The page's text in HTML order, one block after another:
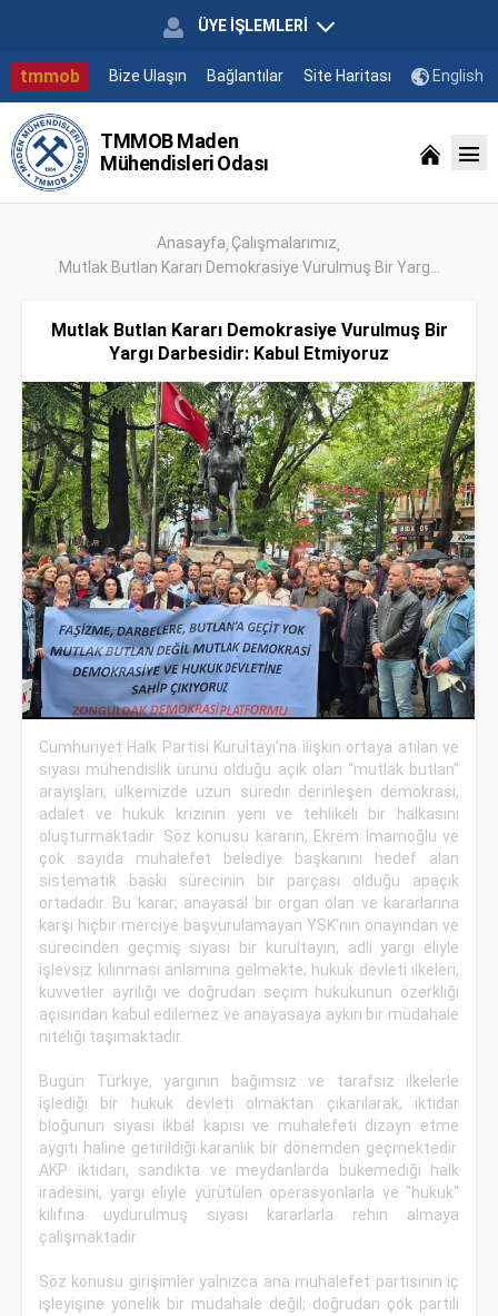
ÜYE İŞLEMLERİ
tmmob Bize Ulaşın Bağlantılar Site Haritası English
TMMOB Maden
Mühendisleri Odası
Anasayfa Çalışmalarımız
Mutlak Butlan Kararı Demokrasiye Vurulmuş Bir Yarg...
Mutlak Butlan Kararı Demokrasiye Vurulmuş Bir
Yargı Darbesidir: Kabul Etmiyoruz
Cumhuriyet Halk Partisi Kurultayı’na ilişkin ortaya atılan ve
siyasi mühendislik ürünü olduğu açık olan “mutlak butlan”
arayışları, ülkemizde uzun süredir derinleşen demokrasi,
adalet ve hukuk krizinin yeni ve tehlikeli bir halkasını
oluşturmaktadır. Söz konusu kararın, Ekrem İmamoğlu ve
çok sayıda muhalefet belediye başkanını hedef alan
sistematik baskı sürecinin bir parçası olduğu apaçık
ortadadır. Bu karar; anayasal bir organ olan ve kararlarına
karşı hiçbir merciye başvurulamayan YSK'nın onayından ve
sürecinden geçmiş siyasi bir kurultayın, adli yargı eliyle
işlevsiz kılınması anlamına gelmekte; hukuk devleti ilkeleri,
kuvvetler ayrılığı ve doğrudan seçim hukukunun özerkliği
açısından kabul edilemez ve anayasaya aykırı bir müdahale
niteliği taşımaktadır.
Bugün Türkiye, yargının bağımsız ve tarafsız ilkelerle
işlediği bir hukuk devleti olmaktan çıkarılarak, iktidar
bloğunun siyasi ikbal kapısı ve muhalefeti dizayn etme
aygıtı haline getirildiği karanlık bir dönemden geçmektedir.
AKP iktidarı, sandıkta ve meydanlarda bükemediği halk
iradesini, yargı eliyle yürütülen operasyonlarla ve "hukuk"
kılıfına uydurulmuş siyasi kararlarla rehin almaya
çalışmaktadır.
Söz konusu girişimler yalnızca ana muhalefet partisinin iç
işleyişine yönelik bir müdahale değil; doğrudan çok partili